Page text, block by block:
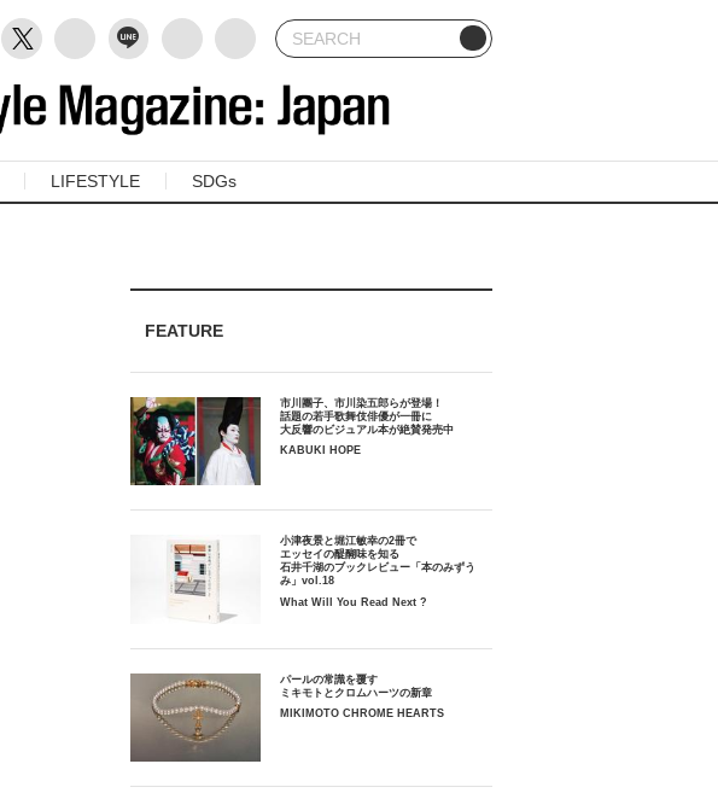
LIFESTYLE SDGs
FEATURE
市川團子、市川染五郎らが登場！
話題の若手歌舞伎俳優が一冊に
大反響のビジュアル本が絶賛発売中
KABUKI HOPE
小津夜景と堀江敏幸の2冊で
エッセイの醍醐味を知る
石井千湖のブックレビュー「本のみずう
み」vol.18
What Will You Read Next ?
パールの常識を覆す
ミキモトとクロムハーツの新章
MIKIMOTO CHROME HEARTS